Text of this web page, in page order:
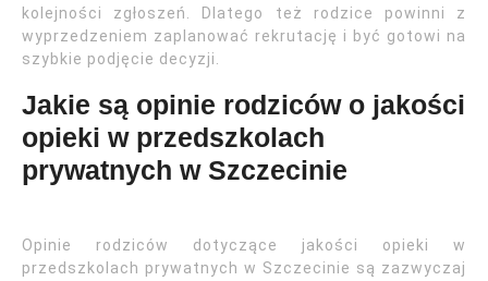
kolejności zgłoszeń. Dlatego też rodzice powinni z
wyprzedzeniem zaplanować rekrutację i być gotowi na
szybkie podjęcie decyzji.
Jakie są opinie rodziców o jakości
opieki w przedszkolach
prywatnych w Szczecinie
Opinie rodziców dotyczące jakości opieki w
przedszkolach prywatnych w Szczecinie są zazwyczaj